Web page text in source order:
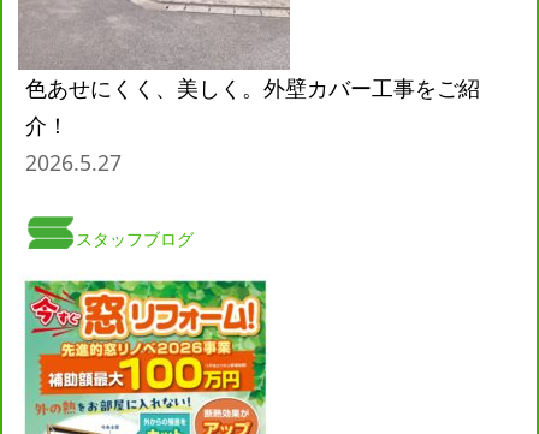
色あせにくく、美しく。外壁カバー工事をご紹
介！
2026.5.27
スタッフブログ